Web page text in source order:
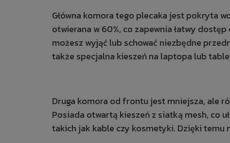
Główna komora tego plecaka jest pokryta
otwierana w 60%, co zapewnia łatwy
możesz wyjąć lub schować niezbędne
także specjalna kieszeń na laptopa lub
Druga komora od frontu jest mniejsza, ale
Posiada otwartą kieszeń z siatką mesh, co
takich jak kable czy kosmetyki. Dzięki temu